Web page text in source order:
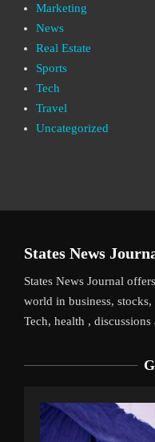
Marketing
News
Real Estate
Sports
Tech
Travel
Uncategorized
States News
States News Journal
world in business,
Tech, health , discussions